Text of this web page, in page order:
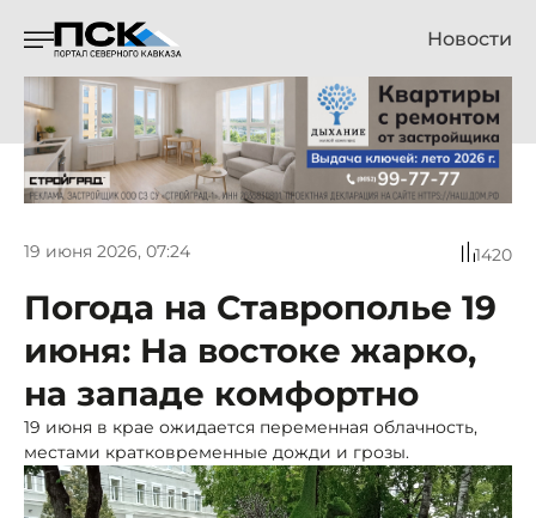
Новости
19 июня 2026, 07:24 1420
Погода на Ставрополье 19
июня: На востоке жарко,
на западе комфортно
19 июня в крае ожидается переменная облачность,
местами кратковременные дожди и грозы.